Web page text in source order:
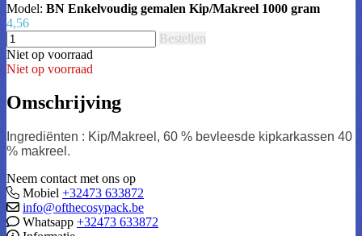
Model: BN Enkelvoudig gemalen Kip/Makreel 1000 gram
4,56
Bestellen
Niet op voorraad
Niet op voorraad
Omschrijving
Ingrediënten : Kip/Makreel, 60 % bevleesde kipkarkassen 40
% makreel.
Neem contact met ons op
Mobiel +32473 633872
info@ofthecosypack.be
Whatsapp +32473 633872